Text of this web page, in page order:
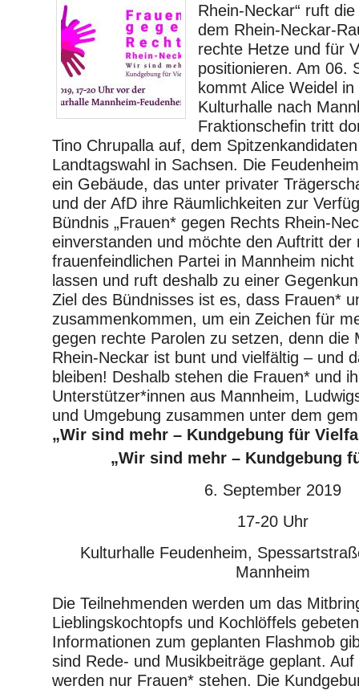
Rhein-Neckar“ ruft
dem Rhein-Neckar-
rechte Hetze und für
positionieren. Am 06.
kommt Alice Weidel
Kulturhalle nach
Fraktionschefin tritt
Tino Chrupalla auf, dem
Landtagswahl in Sachsen. Die
ein Gebäude, das unter privater
und der AfD ihre Räumlichkeiten zur
Bündnis „Frauen* gegen Rechts Rhein-
einverstanden und möchte den Auftritt der
frauenfeindlichen Partei in Mannheim
lassen und ruft deshalb zu einer
Ziel des Bündnisses ist es, dass Frauen*
zusammenkommen, um ein Zeichen für
gegen rechte Parolen zu setzen, denn die
Rhein-Neckar ist bunt und vielfältig – und
bleiben! Deshalb stehen die Frauen* und
Unterstützer*innen aus Mannheim,
und Umgebung zusammen unter dem
„Wir sind mehr – Kundgebung für
„Wir sind mehr – Kundgebung
6. September 2019
17-20 Uhr
Kulturhalle Feudenheim,
Mannheim
Die Teilnehmenden werden um das
Lieblingskochtopfs und Kochlöffels
Informationen zum geplanten Flashmob
sind Rede- und Musikbeiträge geplant.
werden nur Frauen* stehen. Die